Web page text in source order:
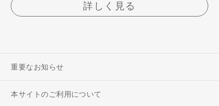
詳しく見る
重要なお知らせ
本サイトのご利用について